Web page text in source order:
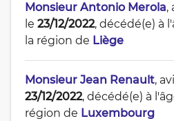
Monsieur Antonio Merola,
le 23/12/2022, décédé(e) à
la région de Liège
Monsieur Jean Renault,
23/12/2022, décédé(e) à
région de Luxembourg